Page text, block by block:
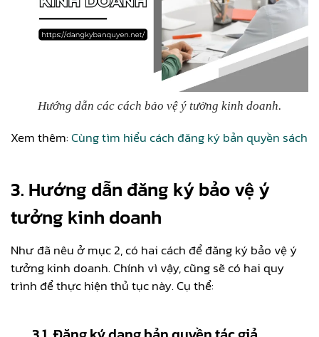
Hướng dẫn các cách bảo vệ ý tưởng kinh doanh.
Xem thêm:Cùng tìm hiểu cách đăng ký bản quyền sách
3. Hướng dẫn đăng ký bảo vệ ý
tưởng kinh doanh
Như đã nêu ở mục 2, có hai cách để đăng ký bảo vệ ý
tưởng kinh doanh. Chính vì vậy, cũng sẽ có hai quy
trình để thực hiện thủ tục này. Cụ thể: